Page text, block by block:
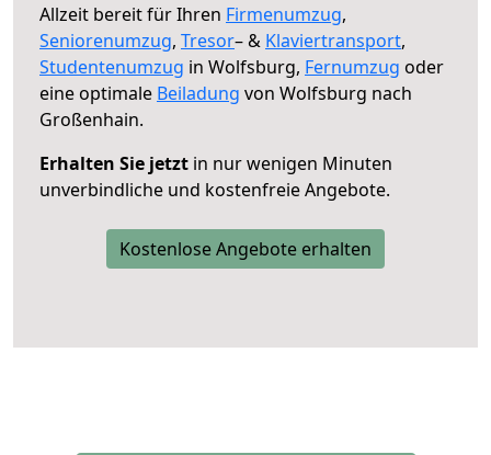
Allzeit bereit für Ihren Firmenumzug,
Seniorenumzug, Tresor– & Klaviertransport,
Studentenumzug in Wolfsburg, Fernumzug oder
eine optimale Beiladung von Wolfsburg nach
Großenhain.
Erhalten Sie jetzt in nur wenigen Minuten
unverbindliche und kostenfreie Angebote.
Kostenlose Angebote erhalten